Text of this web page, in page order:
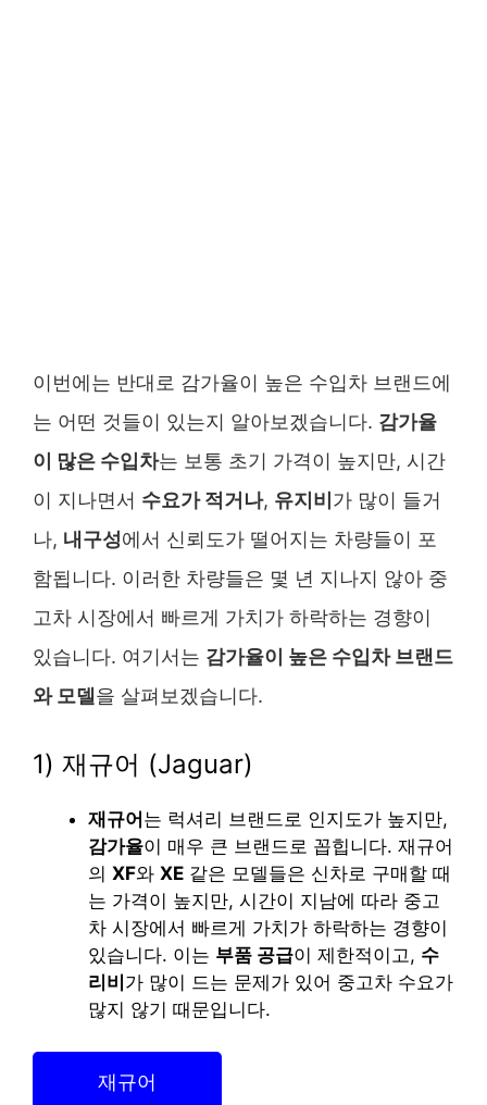
이번에는 반대로 감가율이 높은 수입차 브랜드에
는 어떤 것들이 있는지 알아보겠습니다. 감가율
이 많은 수입차는 보통 초기 가격이 높지만, 시간
이 지나면서 수요가 적거나, 유지비 가 많이 들거
나, 내구성에서 신뢰도가 떨어지는 차량들이 포
함됩니다. 이러한 차량들은 몇 년 지나지 않아 중
고차 시장에서 빠르게 가치가 하락하는 경향이
있습니다. 여기서는 감가율이 높은 수입차 브랜드
와 모델을 살펴보겠습니다.
1) 재규어 (Jaguar)
재규어 는 럭셔리 브랜드로 인지도가 높지만,
감가율이 매우 큰 브랜드로 꼽힙니다. 재규어
의 XF와 XE 같은 모델들은 신차로 구매할 때
는 가격이 높지만, 시간이 지남에 따라 중고
차 시장에서 빠르게 가치가 하락하는 경향이
있습니다. 이는 부품 공급이 제한적이고, 수
리비 가 많이 드는 문제가 있어 중고차 수요가
많지 않기 때문입니다.
재규어